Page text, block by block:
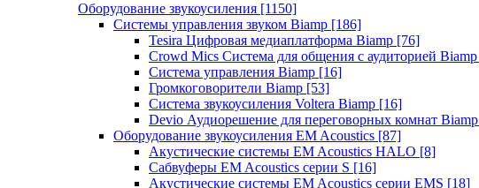
Оборудование звукоусиления [1150]
Системы управления звуком Biamp [186]
Tesira Цифровая медиаплатформа Biamp [76]
Crowd Mics Система для общения с аудиторией Biamp
Система управления Biamp [16]
Громкоговорители Biamp [53]
Система звукоусиления Voltera Biamp [16]
Devio Аудиорешение для переговорных комнат Biamp
Оборудование звукоусиления EM Acoustics [87]
Акустические системы EM Acoustics HALO [8]
Сабвуферы EM Acoustics серии S [16]
Акустические системы EM Acoustics серии EMS [18]